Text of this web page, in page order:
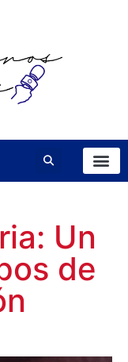
Un
de